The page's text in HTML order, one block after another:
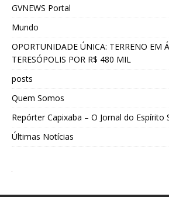
GVNEWS Portal
Mundo
OPORTUNIDADE ÚNICA: TERRENO EM
TERESÓPOLIS POR R$ 480 MIL
posts
Quem Somos
Repórter Capixaba – O Jornal do Espírito
Últimas Notícias